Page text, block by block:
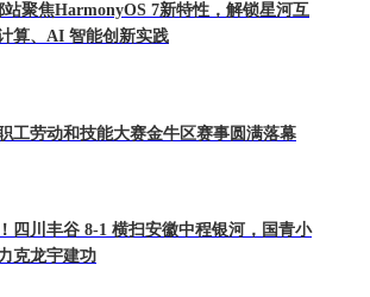
聚焦HarmonyOS 7新特性，解锁星河互
算、AI 智能创新实践
工劳动和技能大赛金牛区赛事圆满落幕
四川丰谷 8-1 横扫安徽中程银河，国青小
克龙宇建功